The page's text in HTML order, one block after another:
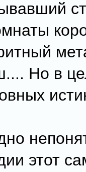
Но в
этот